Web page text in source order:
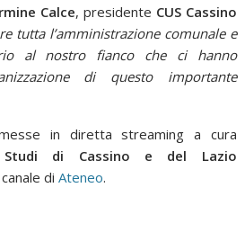
Calce, presidente CUS Cassino
tutta l’amministrazione comunale e
al nostro fianco che ci hanno
di questo importante
in diretta streaming a cura
Studi di Cassino e del Lazio
diAteneo.